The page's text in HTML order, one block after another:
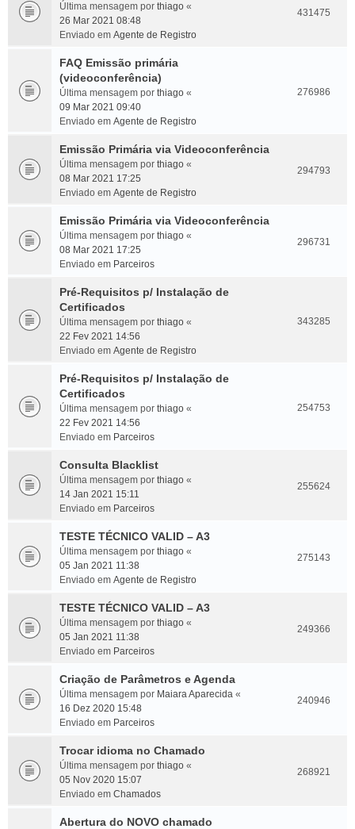
Última mensagem por thiago «
26 Mar 2021 08:48
Enviado em Agente de Registro
431475
FAQ Emissão primária
(videoconferência)
Última mensagem por thiago «
09 Mar 2021 09:40
Enviado em Agente de Registro
276986
Emissão Primária via Videoconferência
Última mensagem por thiago «
08 Mar 2021 17:25
Enviado em Agente de Registro
294793
Emissão Primária via Videoconferência
Última mensagem por thiago «
08 Mar 2021 17:25
Enviado em Parceiros
296731
Pré-Requisitos p/ Instalação de
Certificados
Última mensagem por thiago «
22 Fev 2021 14:56
Enviado em Agente de Registro
343285
Pré-Requisitos p/ Instalação de
Certificados
Última mensagem por thiago «
22 Fev 2021 14:56
Enviado em Parceiros
254753
Consulta Blacklist
Última mensagem por thiago «
14 Jan 2021 15:11
Enviado em Parceiros
255624
TESTE TÉCNICO VALID – A3
Última mensagem por thiago «
05 Jan 2021 11:38
Enviado em Agente de Registro
275143
TESTE TÉCNICO VALID – A3
Última mensagem por thiago «
05 Jan 2021 11:38
Enviado em Parceiros
249366
Criação de Parâmetros e Agenda
Última mensagem por Maiara Aparecida «
16 Dez 2020 15:48
Enviado em Parceiros
240946
Trocar idioma no Chamado
Última mensagem por thiago «
05 Nov 2020 15:07
Enviado em Chamados
268921
Abertura do NOVO chamado